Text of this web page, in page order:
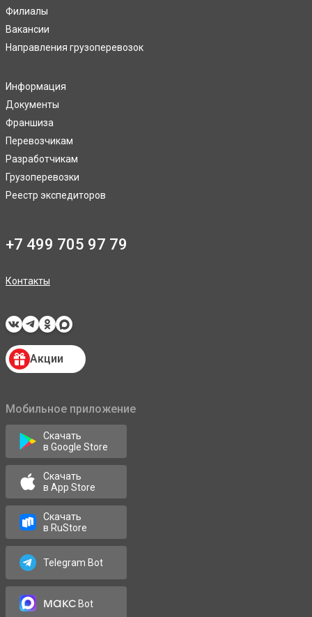
Филиалы
Вакансии
Направления грузоперевозок
Информация
Документы
Франшиза
Перевозчикам
Разработчикам
Грузоперевозки
Реестр экспедиторов
+7 499 705 97 79
Контакты
Акции
Мобильное приложение
Скачать
в Google Store
Скачать
в App Store
Скачать
в RuStore
Telegram Bot
максBot